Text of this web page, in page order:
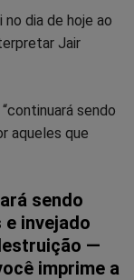
dia de hoje ao
Jair
sendo
aqueles que
sendo
invejado
—
imprime a